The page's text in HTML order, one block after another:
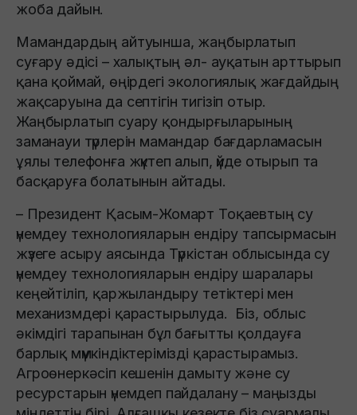
жоба дайын.
Мамандардың айтуынша, жаңбырлатып
суғару әдісі – халықтың әл- ауқатын арттырып
қана қоймай, өңірдегі экологиялық жағдайдың
жақсаруына да септігін тигізіп отыр.
Жаңбырлатып суару қондырғыларының
заманауи түрлерін мамандар бағдарламасын
ұялы телефонға жүктеп алып, үйде отырып та
басқаруға болатынын айтады.
– Президент Қасым-Жомарт Тоқаевтың су
үнемдеу технологияларын ендіру тапсырмасын
жүзеге асыру аясында Түркістан облысында су
үнемдеу технологияларын ендіру шаралары
кеңейтіліп, қаржыландыру тетіктері мен
механизмдері қарастырылуда. Біз, облыс
әкімдігі тарапынан бұл бағытты қолдауға
барлық мүмкіндіктерімізді қарастырамыз.
Агроөнеркәсіп кешенін дамыту және су
ресурстарын үнемдеп пайдалану – маңызды